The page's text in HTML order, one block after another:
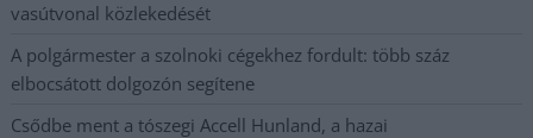
vasútvonal közlekedését
A polgármester a szolnoki cégekhez fordult: több száz
elbocsátott dolgozón segítene
Csődbe ment a tószegi Accell Hunland, a hazai